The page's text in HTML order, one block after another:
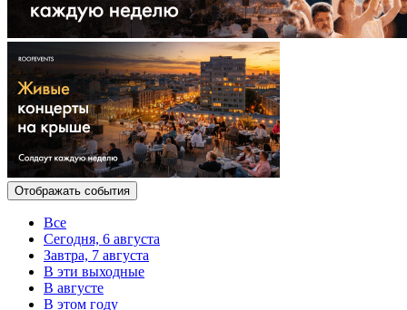
Отображать события
Все
Сегодня, 6 августа
Завтра, 7 августа
В эти выходные
В августе
В этом году